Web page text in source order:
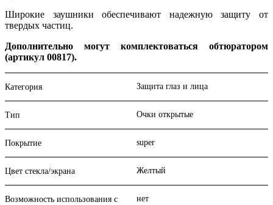
Широкие заушники обеспечивают надежную защиту от
твердых частиц.
Дополнительно могут комплектоваться обтюратором
(артикул 00817).
Категория Защита глаз и лица
Тип Очки открытые
Покрытие super
Цвет стекла/экрана Желтый
Возможность использования с
нет